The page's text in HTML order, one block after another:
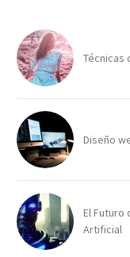
Técnicas
Diseño
El Futuro
Artificial